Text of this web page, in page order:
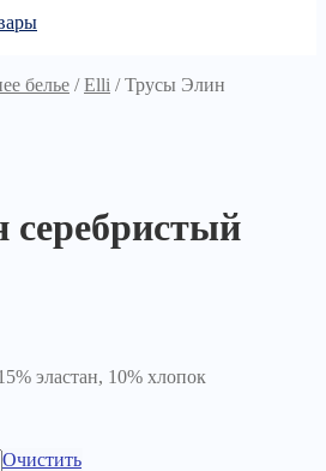
белье /Elli /Трусы Элин
эластан, 10% хлопок
Очистить